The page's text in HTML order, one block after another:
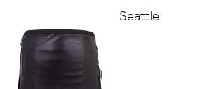
Seattle